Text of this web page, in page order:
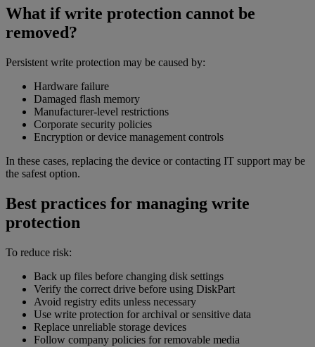
What if write protection cannot be
removed?
Persistent write protection may be caused by:
Hardware failure
Damaged flash memory
Manufacturer-level restrictions
Corporate security policies
Encryption or device management controls
In these cases, replacing the device or contacting IT support may be
the safest option.
Best practices for managing write
protection
To reduce risk:
Back up files before changing disk settings
Verify the correct drive before using DiskPart
Avoid registry edits unless necessary
Use write protection for archival or sensitive data
Replace unreliable storage devices
Follow company policies for removable media